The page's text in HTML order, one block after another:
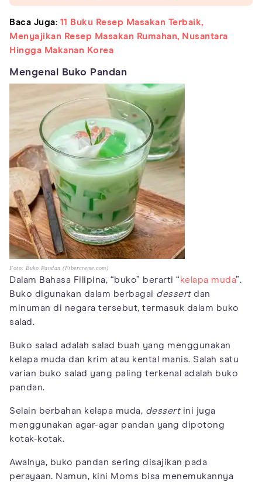
Baca Juga: 11 Buku Resep Masakan Terbaik,
Menyajikan Resep Masakan Rumahan, Nusantara
Hingga Makanan Korea
Mengenal Buko Pandan
Foto: Buko Pandan (Fibercreme.com)
Dalam Bahasa Filipina, “buko” berarti “ kelapa muda”.
Buko digunakan dalam berbagai dessertdan
minuman di negara tersebut, termasuk dalam buko
salad.
Buko salad adalah salad buah yang menggunakan
kelapa muda dan krim atau kental manis. Salah satu
varian buko salad yang paling terkenal adalah buko
pandan.
Selain berbahan kelapa muda, dessertini juga
menggunakan agar-agar pandan yang dipotong
kotak-kotak.
Awalnya, buko pandan sering disajikan pada
perayaan. Namun, kini Moms bisa menemukannya